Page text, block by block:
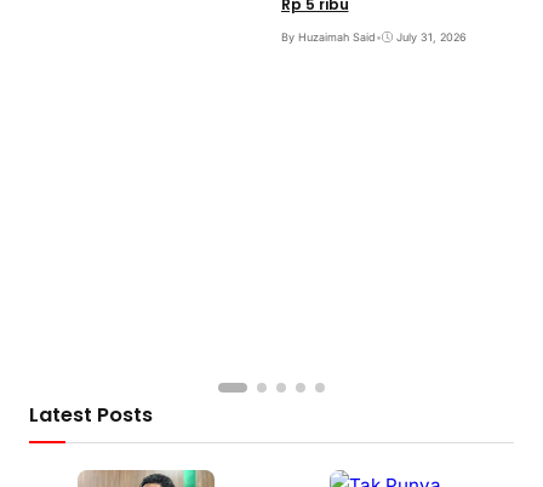
Rp 5 ribu
By Huzaimah Said• July 31, 2026
Latest Posts